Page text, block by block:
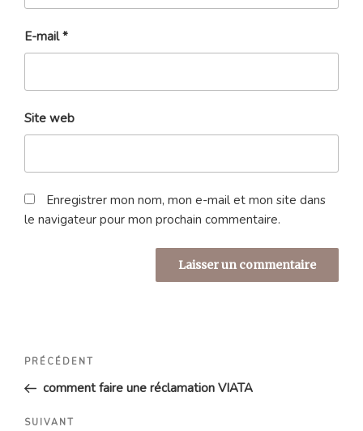
E-mail*
Site web
Enregistrer mon nom, mon e-mail et mon site dans
le navigateur pour mon prochain commentaire.
Navigation
l’article
Article
précédent
PRÉCÉDENT
comment faire une réclamation VIATA
Article
SUIVANT